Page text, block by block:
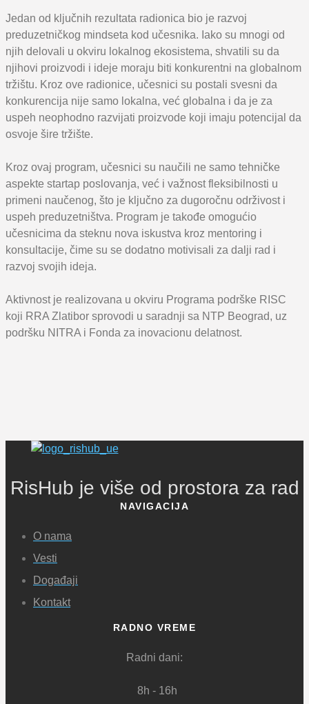
Jedan od ključnih rezultata radionica bio je razvoj
preduzetničkog mindseta kod učesnika. Iako su mnogi od
njih delovali u okviru lokalnog ekosistema, shvatili su da
njihovi proizvodi i ideje moraju biti konkurentni na globalnom
tržištu. Kroz ove radionice, učesnici su postali svesni da
konkurencija nije samo lokalna, već globalna i da je za
uspeh neophodno razvijati proizvode koji imaju potencijal da
osvoje šire tržište.
Kroz ovaj program, učesnici su naučili ne samo tehničke
aspekte startap poslovanja, već i važnost fleksibilnosti u
primeni naučenog, što je ključno za dugoročnu održivost i
uspeh preduzetništva. Program je takođe omogućio
učesnicima da steknu nova iskustva kroz mentoring i
konsultacije, čime su se dodatno motivisali za dalji rad i
razvoj svojih ideja.
Aktivnost je realizovana u okviru Programa podrške RISC
koji RRA Zlatibor sprovodi u saradnji sa NTP Beograd, uz
podršku NITRA i Fonda za inovacionu delatnost.
RisHub je više od prostora za rad
NAVIGACIJA
O nama
Vesti
Događaji
Kontakt
RADNO VREME
Radni dani:
8h - 16h